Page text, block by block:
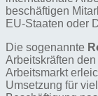
beschäftigen
EU-Staaten oder
Die sogenannte
Arbeitskräften
Arbeitsmarkt
Umsetzung für